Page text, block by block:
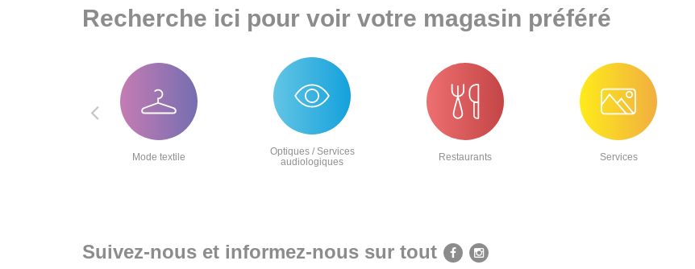
Recherche ici pour voir votre magasin préféré
Mode textile
Optiques / Services
audiologiques
Restaurants Services
Suivez-nous et informez-nous sur tout